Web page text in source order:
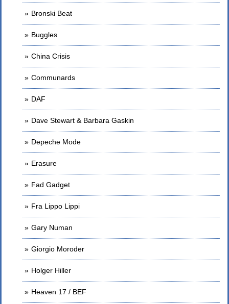
Bronski Beat
Buggles
China Crisis
Communards
DAF
Dave Stewart & Barbara Gaskin
Depeche Mode
Erasure
Fad Gadget
Fra Lippo Lippi
Gary Numan
Giorgio Moroder
Holger Hiller
Heaven 17 / BEF